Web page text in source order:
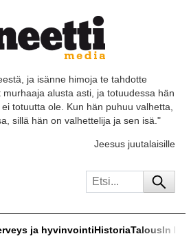
ja isänne himoja te tahdotte
alusta asti, ja totuudessa hän
totuutta ole. Kun hän puhuu valhetta,
sillä hän on valhettelija ja sen isä."
Jeesus juutalaisille
ja hyvinvointiHistoriaTalousIn